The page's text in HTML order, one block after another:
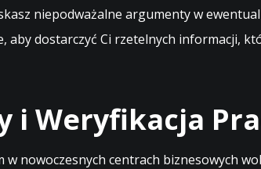
niepodważalne argumenty w
aby dostarczyć Ci rzetelnych informacji,
i Weryfikacja
nowoczesnych centrach biznesowych